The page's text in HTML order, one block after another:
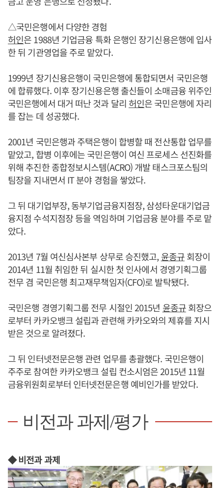
△국민은행에서 다양한 경험
허인은 1988년 기업금융 특화 은행인 장기신용은행에 입사
한 뒤 기관영업을 주로 맡았다.
1999년 장기신용은행이 국민은행에 통합되면서 국민은행
에 합류했다. 이후 장기신용은행 출신들이 소매금융 위주인
국민은행에서 대거 떠난 것과 달리 허인은 국민은행에 자리
를 잡는 데 성공했다.
2001년 국민은행과 주택은행이 합병할 때 전산통합 업무를
맡았고, 합병 이후에는 국민은행이 여신 프로세스 선진화를
위해 추진한 종합정보시스템(ACRO) 개발 태스크포스팀의
팀장을 지내면서 IT 분야 경험을 쌓았다.
그 뒤 대기업부장, 동부기업금융지점장, 삼성타운대기업금
융지점 수석지점장 등을 역임하며 기업금융 분야를 주로 맡
았다.
2013년 7월 여신심사본부 상무로 승진했고, 윤종규회장이
2014년 11월 취임한 뒤 실시한 첫 인사에서 경영기획그룹
전무 겸 국민은행 최고재무책임자(CFO)로 발탁됐다.
국민은행 경영기획그룹 전무 시절인 2015년 윤종규회장으
로부터 카카오뱅크 설립과 관련해 카카오와의 제휴를 지시
받은 것으로 알려졌다.
그 뒤 인터넷전문은행 관련 업무를 총괄했다. 국민은행이
주주로 참여한 카카오뱅크 설립 컨소시엄은 2015년 11월
금융위원회로부터 인터넷전문은행 예비인가를 받았다.
비전과 과제/평가
◆ 비전과 과제